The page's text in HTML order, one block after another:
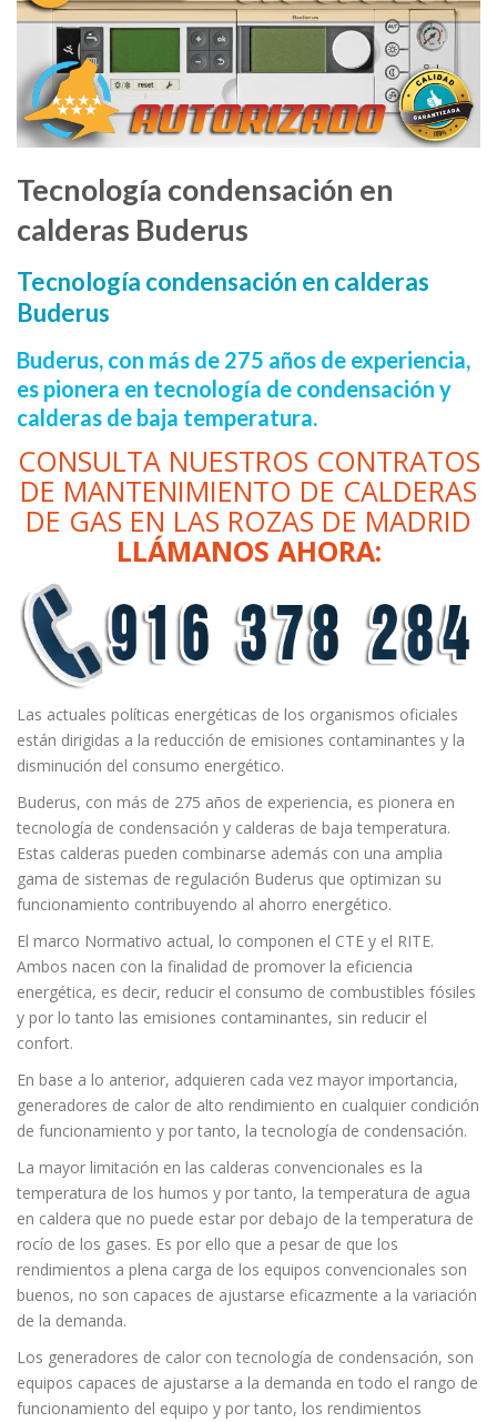
Tecnología condensación en
calderas Buderus
Tecnología condensación en calderas
Buderus
Buderus, con más de 275 años de experiencia,
es pionera en tecnología de condensación y
calderas de baja temperatura.
CONSULTA NUESTROS CONTRATOS
DE MANTENIMIENTO DE CALDERAS
DE GAS EN LAS ROZAS DE MADRID
LLÁMANOS AHORA:
Las actuales políticas energéticas de los organismos oficiales
están dirigidas a la reducción de emisiones contaminantes y la
disminución del consumo energético.
Buderus, con más de 275 años de experiencia, es pionera en
tecnología de condensación y calderas de baja temperatura.
Estas calderas pueden combinarse además con una amplia
gama de sistemas de regulación Buderus que optimizan su
funcionamiento contribuyendo al ahorro energético.
El marco Normativo actual, lo componen el CTE y el RITE.
Ambos nacen con la finalidad de promover la eficiencia
energética, es decir, reducir el consumo de combustibles fósiles
y por lo tanto las emisiones contaminantes, sin reducir el
confort.
En base a lo anterior, adquieren cada vez mayor importancia,
generadores de calor de alto rendimiento en cualquier condición
de funcionamiento y por tanto, la tecnología de condensación.
La mayor limitación en las calderas convencionales es la
temperatura de los humos y por tanto, la temperatura de agua
en caldera que no puede estar por debajo de la temperatura de
rocío de los gases. Es por ello que a pesar de que los
rendimientos a plena carga de los equipos convencionales son
buenos, no son capaces de ajustarse eficazmente a la variación
de la demanda.
Los generadores de calor con tecnología de condensación, son
equipos capaces de ajustarse a la demanda en todo el rango de
funcionamiento del equipo y por tanto, los rendimientos